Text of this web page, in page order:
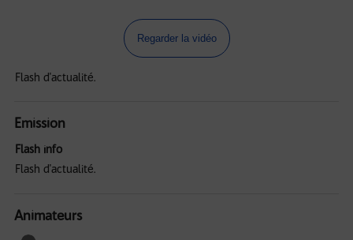
Regarder la vidéo
Flash d'actualité.
Emission
Flash info
Flash d'actualité.
Animateurs